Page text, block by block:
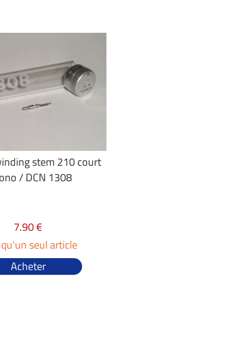
stem 210 court
/ DCN 1308
7.90 €
seul article
Acheter